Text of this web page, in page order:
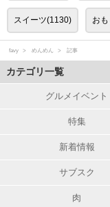
スイーツ(1130) お
favy めんめん 記事
カテゴリ一覧
グルメイベント
特集
新着情報
サブスク
肉